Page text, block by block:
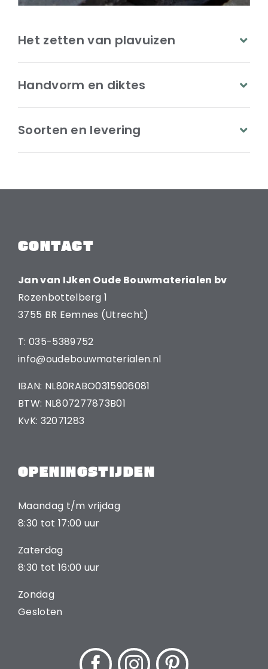
Het zetten van plavuizen
Handvorm en diktes
Soorten en levering
CONTACT
Jan van IJken Oude Bouwmaterialen bv
Rozenbottelberg 1
3755 BR Eemnes (Utrecht)
T: 035-5389752
info@oudebouwmaterialen.nl
IBAN: NL80RABO0315906081
BTW: NL807277873B01
KvK: 32071283
OPENINGSTIJDEN
Maandag t/m vrijdag
8:30 tot 17:00 uur
Zaterdag
8:30 tot 16:00 uur
Zondag
Gesloten